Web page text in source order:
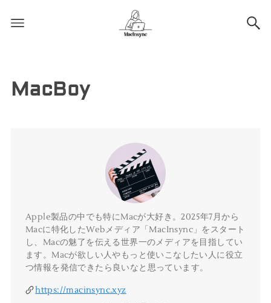
MacBoy
Apple製品の中でも特にMacが大好き。2025年7月から
Macに特化したWebメディア「MacInsync」をスタート
し、Macの魅了を伝える世界一のメディアを目指してい
ます。Macが欲しい人やもっと使いこなしたい人に役立
つ情報を発信できたら良いなと思っています。
https://macinsync.xyz